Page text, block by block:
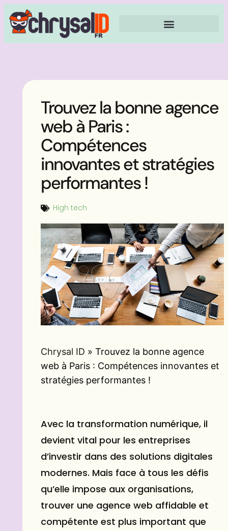
Trouvez la bonne agence
web à Paris :
Compétences
innovantes et stratégies
performantes !
High tech
Chrysal ID » Trouvez la bonne agence
web à Paris : Compétences innovantes et
stratégies performantes !
Avec la transformation numérique, il
devient vital pour les entreprises
d’investir dans des solutions digitales
modernes. Mais face à tous les défis
qu’elle impose aux organisations,
trouver une agence web affidable et
compétente est plus important que